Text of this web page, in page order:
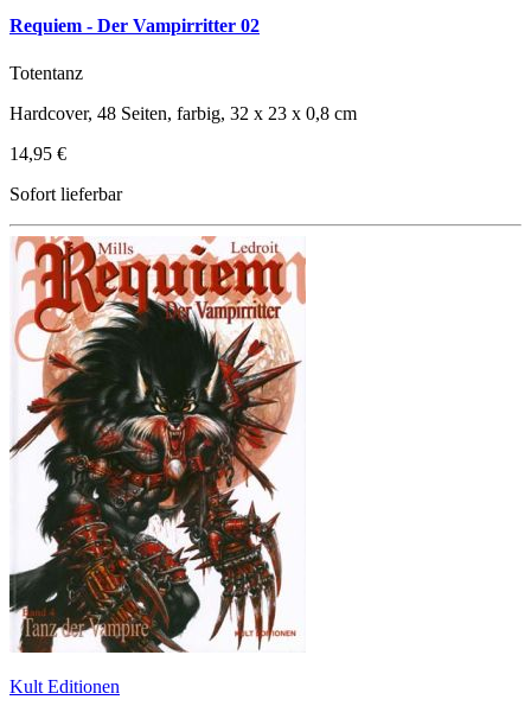
Requiem - Der Vampirritter 02
Totentanz
Hardcover, 48 Seiten, farbig, 32 x 23 x 0,8 cm
14,95 €
Sofort lieferbar
Kult Editionen